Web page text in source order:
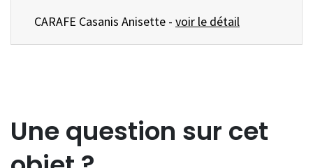
CARAFE Casanis Anisette - voir le détail
Une question sur cet